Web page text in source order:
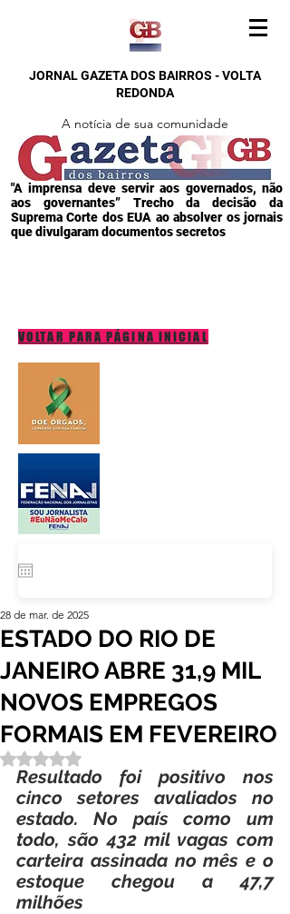
JORNAL GAZETA DOS BAIRROS - VOLTA
REDONDA
A notícia de sua comunidade
"A imprensa deve servir aos governados, não
aos governantes” Trecho da decisão da
Suprema Corte dos EUA ao absolver os jornais
que divulgaram documentos secretos
VOLTAR PARA PÁGINA INICIAL
ESTADO DO RIO DE
JANEIRO ABRE 31,9 MIL
NOVOS EMPREGOS
FORMAIS EM FEVEREIRO
28 de mar. de 2025
Avaliado com NaN de 5 estrelas.
Resultado foi positivo nos
cinco setores avaliados no
estado. No país como um
todo, são 432 mil vagas com
carteira assinada no mês e o
estoque chegou a 47,7
milhões